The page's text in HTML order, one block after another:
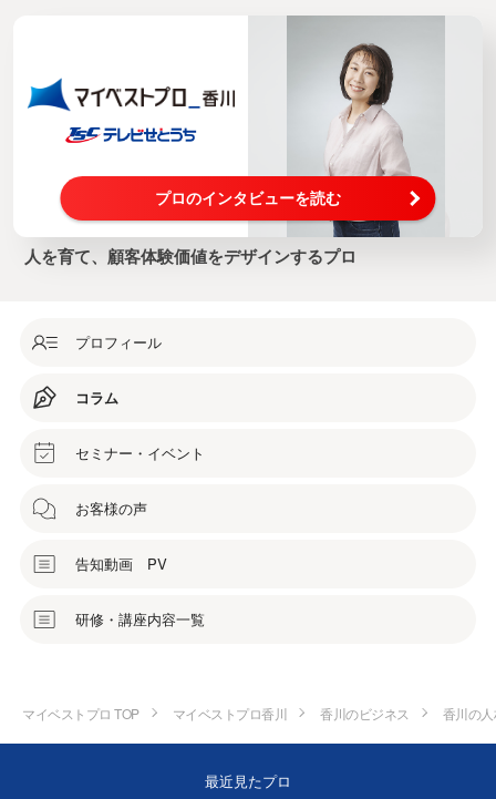
プロのインタビューを読む
人を育て、顧客体験価値をデザインするプロ
プロフィール
コラム
セミナー・イベント
お客様の声
告知動画 PV
研修・講座内容一覧
マイベストプロ TOP マイベストプロ香川 香川のビジネス 香川の
最近見たプロ